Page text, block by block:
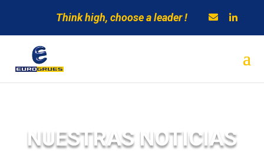
Think high, choose a leader !
NUESTRAS NOTICIAS